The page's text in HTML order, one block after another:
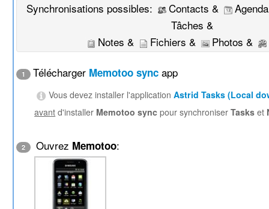
Synchronisations possibles:
Contacts &
Tâches &
Notes &
Fichiers & Photos &
1 Télécharger Memotoo sync app
Vous devez installer l'applicationAstrid Tasks (Local
avant d'installer Memotoo sync pour synchroniserTasks et
2 Ouvrez Memotoo: